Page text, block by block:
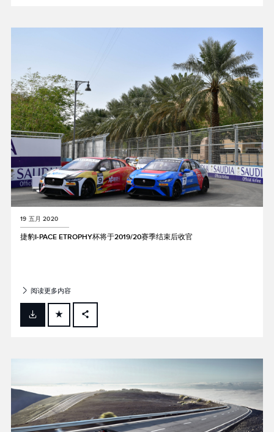
19 五月 2020
捷豹I‑PACE ETROPHY杯将于2019/20赛季结束后收官
阅读更多内容
FACEBOOK
SHARE